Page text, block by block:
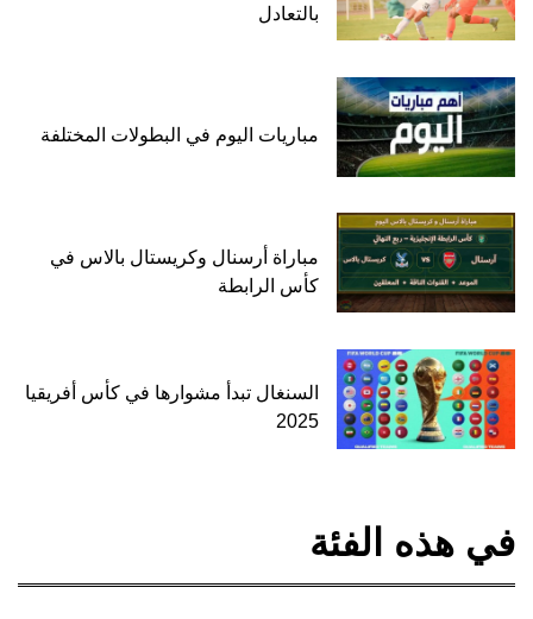
بالتعادل
مباريات اليوم في البطولات المختلفة
مباراة أرسنال وكريستال بالاس في
كأس الرابطة
السنغال تبدأ مشوارها في كأس أفريقيا
2025
في هذه الفئة